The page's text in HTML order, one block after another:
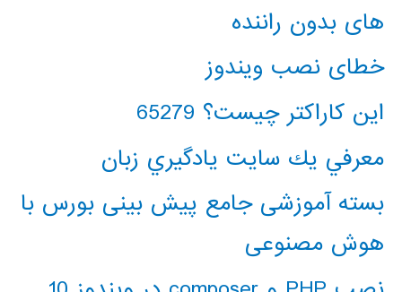
های بدون راننده
خطای نصب ویندوز
این کاراکتر چیست؟ 65279
معرفي يك سايت يادگيري زبان
بسته آموزشی جامع پیش بینی بورس با
هوش مصنوعی